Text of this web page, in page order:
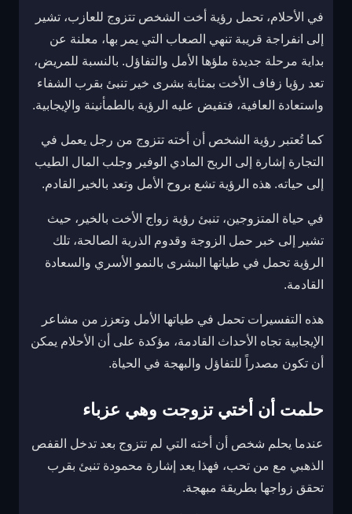
في الأحلام، تحمل رؤية أخت الشخص تتزوج للعازب، تشير
إلى انفراجة قريبة تنهي الصعاب التي يمر بها، معلنة عن
بداية مرحلة جديدة ملؤها الأمل والتفاؤل. بالنسبة للمريض،
تعد رؤيا زفاف الأخت بمثابة بشرى خير تنبئ بقرب الشفاء
واستعادة العافية، فتفيض عليه الرؤية بالطمأنينة والإيجابية.
كما تُعتبر رؤية الشخص أن أخته تتزوج من رجل يعمل في
التجارة إشارة إلى الربح المادي الوفير وجلب المال الطيب
إلى حياته. هذه الرؤية تشع بروح الأمل وتعد بالخير القادم.
في حياة المتزوجين، تنبئ رؤية زواج الأخت بالخير، حيث
تشير إلى خبر حمل الزوجة وقدوم الذرية الصالحة، تلك
الرؤية تحمل في طياتها البشرى بالنمو الأسري والسعادة
القادمة.
هذه التفسيرات تحمل في طياتها الأمل وتعزز من مشاعر
الإيجابية تجاه الأحداث القادمة، مؤكدة على أن الأحلام يمكن
أن تكون مصدراً للتفاؤل والبهجة في الحياة.
حلمت أن أختي تزوجت وهي عزباء
عندما يحلم شخص أن أخته التي لم تتزوج بعد تدخل القفص
الذهبي مع من تحب، فهذا يعد إشارة محمودة تنبئ بقرب
تحقق زواجها بطريقة مبهجة.